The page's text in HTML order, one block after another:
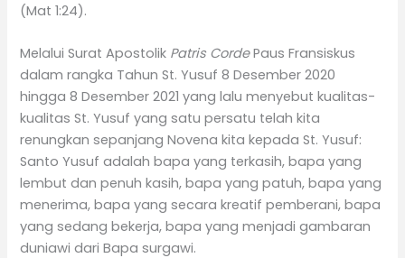
(Mat 1:24).
Melalui Surat Apostolik Patris CordePaus Fransiskus
dalam rangka Tahun St. Yusuf 8 Desember 2020
hingga 8 Desember 2021 yang lalu menyebut kualitas-
kualitas St. Yusuf yang satu persatu telah kita
renungkan sepanjang Novena kita kepada St. Yusuf:
Santo Yusuf adalah bapa yang terkasih, bapa yang
lembut dan penuh kasih, bapa yang patuh, bapa yang
menerima, bapa yang secara kreatif pemberani, bapa
yang sedang bekerja, bapa yang menjadi gambaran
duniawi dari Bapa surgawi.